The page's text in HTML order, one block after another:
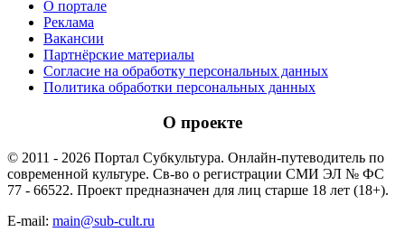
О портале
Реклама
Вакансии
Партнёрские материалы
Согласие на обработку персональных данных
Политика обработки персональных данных
О проекте
© 2011 - 2026 Портал Субкультура. Онлайн-путеводитель по
современной культуре. Св-во о регистрации СМИ ЭЛ № ФС
77 - 66522. Проект предназначен для лиц старше 18 лет (18+).
E-mail: main@sub-cult.ru